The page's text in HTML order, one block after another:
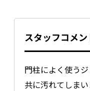
スタッフコメン
門柱によく使う
共に汚れてしま